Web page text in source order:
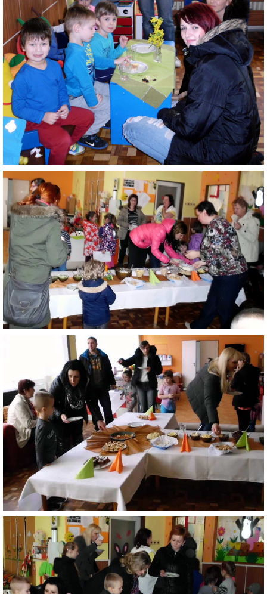
ZÁPISNICE
© 2026 eStránky.sk